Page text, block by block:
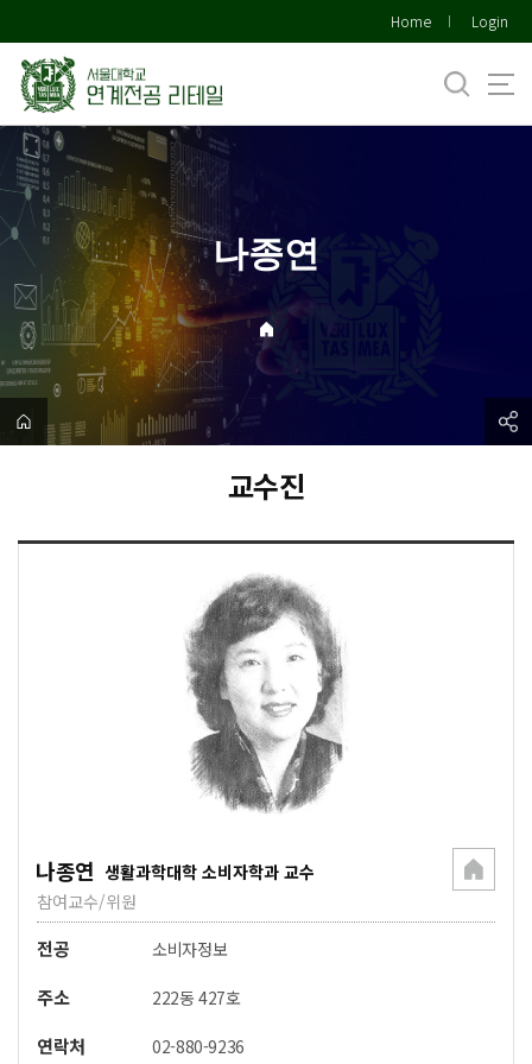
로
메
뉴
Home Login
나종연
교수진
나종연 생활과학대학 소비자학과 교수
참여교수/위원
전공 소비자정보
주소 222동 427호
연락처 02-880-9236